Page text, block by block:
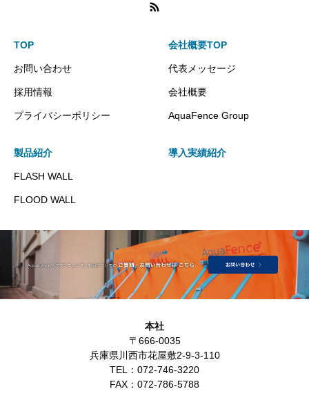
TOP
お問い合わせ
採用情報
プライバシーポリシー
会社概要TOP
代表メッセージ
会社概要
AquaFence Group
製品紹介
FLASH WALL
FLOOD WALL
導入実績紹介
本社
〒666-0035
兵庫県川西市花屋敷2-9-3-110
TEL： 072-746-3220
FAX： 072-786-5788